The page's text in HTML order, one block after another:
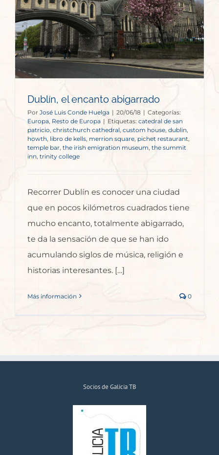
Dublín, el encanto abigarrado
Por José Luis Conde Huelga | 20/06/18 | Categorías:
Europa, Resto de Europa | Etiquetas: catedral de san
patricio, christchurch cathedral, custom house, dublin,
howth libro de kells merrion square pichet restaurant,
temple bar, the irish emigration museum the summit
inn, trinity college
Recorrer Dublín es conocer una ciudad
que en pocos kilómetros cuadrados tiene
mucho encanto, totalmente abigarrado,
te da la sensación de que se han ido
acumulando siglos de música, religión e
historias interesantes. […]
Más información 0
Socios de Galicia TB